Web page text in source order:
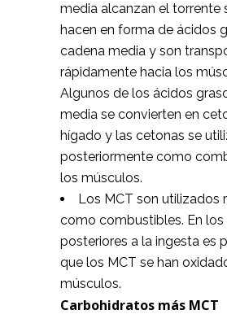
media alcanzan el torrente
hacen en forma de ácidos
cadena media y son
rápidamente hacia los
Algunos de los ácidos
media se convierten en
hígado y las cetonas se
posteriormente como
los músculos.
Los MCT son utilizados
como combustibles. En los
posteriores a la ingesta es
que los MCT se han
músculos.
Carbohidratos más MCT